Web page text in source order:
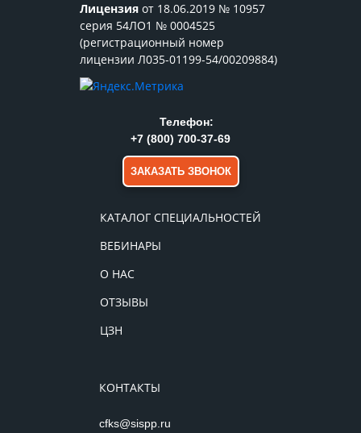
Лицензия от 18.06.2019 № 10957
серия 54ЛО1 № 0004525
(регистрационный номер
лицензии Л035-01199-54/00209884)
КАТАЛОГ СПЕЦИАЛЬНОСТЕЙ
ВЕБИНАРЫ
О НАС
ОТЗЫВЫ
ЦЗН
КОНТАКТЫ
cfks@sispp.ru
Телефон:
+7 (800) 700-37-69
ЗАКАЗАТЬ ЗВОНОК